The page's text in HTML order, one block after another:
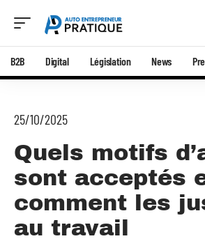
B2B Digital Législation News
25/10/2025
Quels motifs
sont acceptés
comment les
au travail